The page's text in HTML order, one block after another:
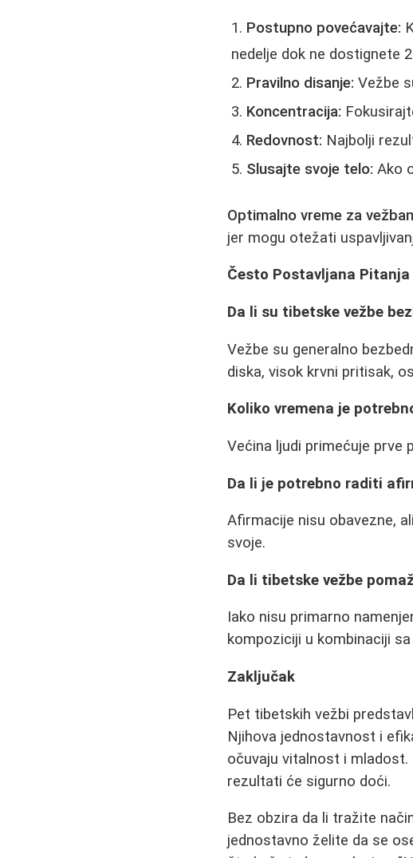
Postupno povećavajte:
nedelje dok ne dostignete
Pravilno disanje: Vežbe
Koncentracija:
Redovnost: Najbolji
Slusajte svoje telo: Ako
Optimalno vreme za
jer mogu otežati
Često Postavljana Pitanja
Da li su tibetske vežbe
Vežbe su generalno
diska, visok krvni pritisak,
Koliko vremena je
Većina ljudi primećuje prve
Da li je potrebno raditi
Afirmacije nisu obavezne,
svoje.
Da li tibetske vežbe
Iako nisu primarno
kompoziciji u kombinaciji
Zaključak
Pet tibetskih vežbi
Njihova jednostavnost i
očuvaju vitalnost i
rezultati će sigurno doći.
Bez obzira da li tražite
jednostavno želite da se